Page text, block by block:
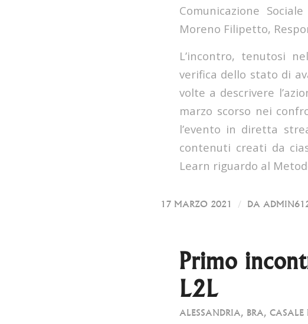
Comunicazione
Moreno Filipetto,
L’incontro, tenutosi
verifica dello stato di
volte a descrivere
marzo scorso nei
l’evento in diretta
contenuti creati da
Learn riguardo al
17 MARZO 2021 / DA
Primo
L2L
ALESSANDRIA, BRA, CASALE